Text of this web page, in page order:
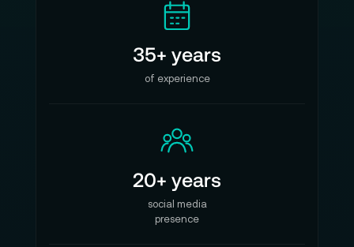
35+ years
of experience
20+ years
social media
presence